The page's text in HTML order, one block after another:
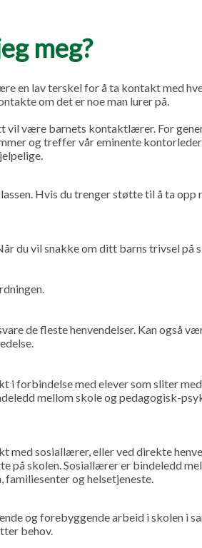
meg?
en lav terskel for å ta kontakt med
om det er noe man lurer på.
vil være barnets kontaktlærer. For
og treffer vår eminente
Hvis du trenger støtte til å ta opp
du vil snakke om ditt barns trivsel på
de fleste henvendelser. Kan også
forbindelse med elever som sliter
mellom skole og pedagogisk-
sosiallærer, eller ved direkte
på skolen. Sosiallærer er bindeledd
familiesenter og helsetjeneste.
og forebyggende arbeid i skolen i
behov.